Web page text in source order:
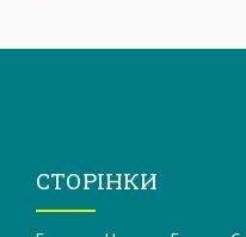
СТОРІНКИ